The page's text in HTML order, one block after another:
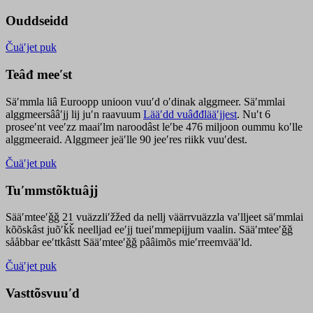
Ouddseidd
Čuäʹjet puk
Teâđ meeʹst
Säʹmmla liâ Euroopp unioon vuuʹd oʹdinak alggmeer. Säʹmmlai
alggmeersââʹjj lij juʹn raavuum Lääʹdd vuâđđlääʹjjest. Nuʹt 6
proseeʹnt veeʹzz maaiʹlm naroodâst leʹbe 476 miljoon oummu koʹlle
alggmeeraid. Alggmeer jeäʹlle 90 jeeʹres riikk vuuʹdest.
Čuäʹjet puk
Tuʹmmstõktuâjj
Sääʹmteeʹǧǧ 21 vuäzzliʹžžed da nellj väärrvuäzzla vaʹlljeet säʹmmlai
kõõskâst juõʹǩǩ neelljad eeʹjj tueiʹmmepijjum vaalin. Sääʹmteeʹǧǧ
sååbbar eeʹttkâstt Sääʹmteeʹǧǧ pââimõs mieʹrreemvääʹld.
Čuäʹjet puk
Vasttõsvuuʹd